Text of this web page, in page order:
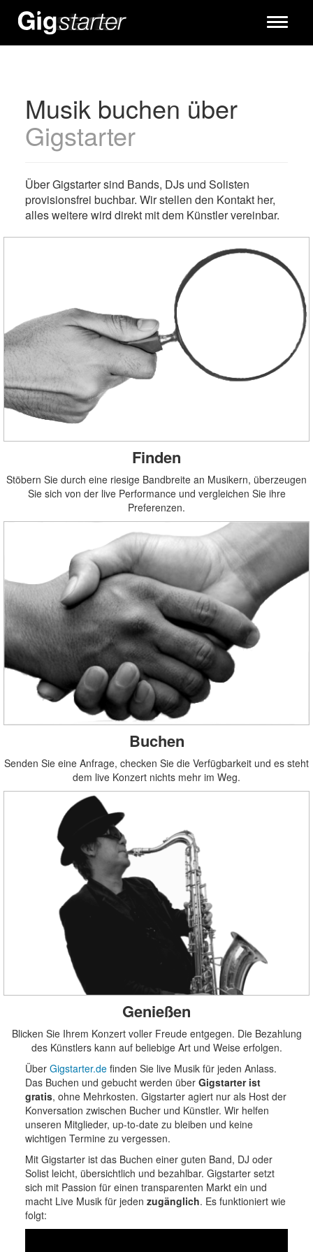
Toggle
Musik buchen über
Gigstarter
Über Gigstarter sind Bands, DJs und Solisten
provisionsfrei buchbar. Wir stellen den Kontakt her,
alles weitere wird direkt mit dem Künstler vereinbar.
Finden
Stöbern Sie durch eine riesige Bandbreite an Musikern, überzeugen
Sie sich von der live Performance und vergleichen Sie ihre
Preferenzen.
Buchen
Senden Sie eine Anfrage, checken Sie die Verfügbarkeit und es steht
dem live Konzert nichts mehr im Weg.
Genießen
Blicken Sie Ihrem Konzert voller Freude entgegen. Die Bezahlung
des Künstlers kann auf beliebige Art und Weise erfolgen.
Über Gigstarter.definden Sie live Musik für jeden Anlass.
Das Buchen und gebucht werden über Gigstarter ist
gratis, ohne Mehrkosten. Gigstarter agiert nur als Host der
Konversation zwischen Bucher und Künstler. Wir helfen
unseren Mitglieder, up-to-date zu bleiben und keine
wichtigen Termine zu vergessen.
Mit Gigstarter ist das Buchen einer guten Band, DJ oder
Solist leicht, übersichtlich und bezahlbar. Gigstarter setzt
sich mit Passion für einen transparenten Markt ein und
macht Live Musik für jeden zugänglich. Es funktioniert wie
folgt: